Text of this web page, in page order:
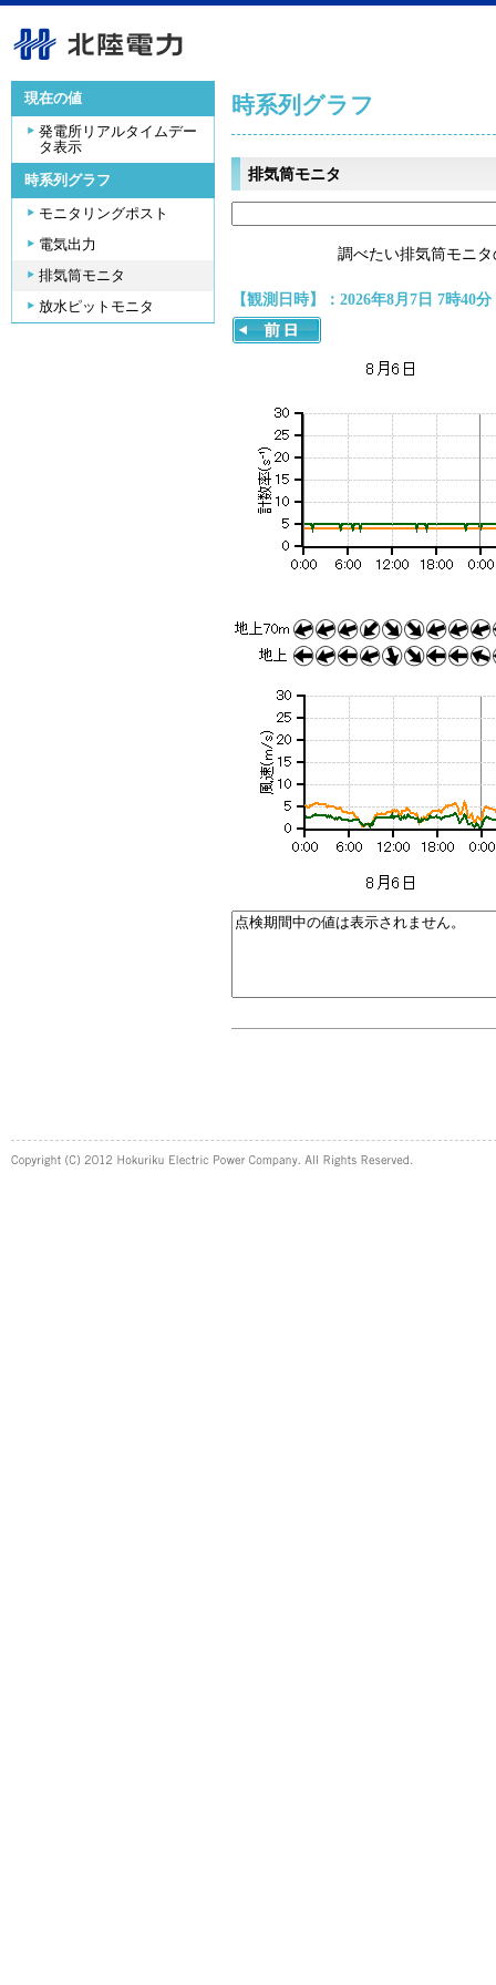
現在の値
発電所リアルタイムデー
タ表示
時系列グラフ
モニタリングポスト
電気出力
排気筒モニタ
放水ピットモニタ
時系列グラフ
排気筒モニタ
調べたい排気筒モニ
【観測日時】：2026年8月7日 7時40分